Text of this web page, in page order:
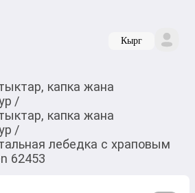
Кырг
капка жана
/
капка жана
/
лебедка с храповым
62453